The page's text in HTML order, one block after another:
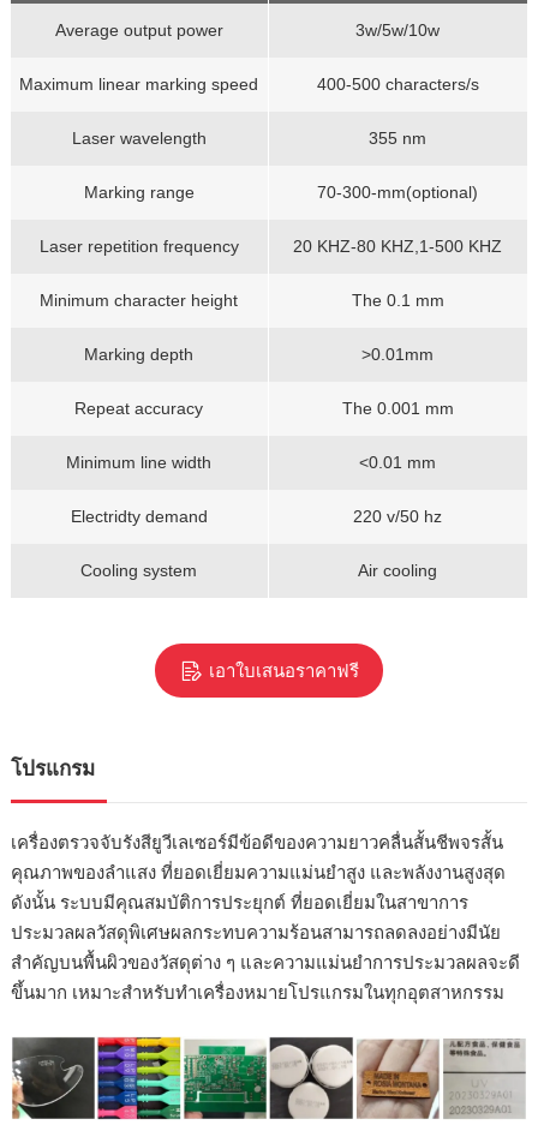
Average output power 3w/5w/10w
Maximum linear marking speed 400-500 characters/s
Laser wavelength 355 nm
Marking range 70-300-mm(optional)
Laser repetition frequency 20 KHZ-80 KHZ,1-500 KHZ
Minimum character height The 0.1 mm
Marking depth >0.01mm
Repeat accuracy The 0.001 mm
Minimum line width <0.01 mm
Electridty demand 220 v/50 hz
Cooling system Air cooling
เอาใบเสนอราคาฟรี
โปรแกรม
เครื่องตรวจจับรังสียูวีเลเซอร์มีข้อดีของความยาวคลื่นสั้นชีพจรสั้น
คุณภาพของลำแสง ที่ยอดเยี่ยมความแม่นยำสูง และพลังงานสูงสุด
ดังนั้น ระบบมีคุณสมบัติการประยุกต์ ที่ยอดเยี่ยมในสาขาการ
ประมวลผลวัสดุพิเศษผลกระทบความร้อนสามารถลดลงอย่างมีนัย
สำคัญบนพื้นผิวของวัสดุต่าง ๆ และความแม่นยำการประมวลผลจะดี
ขึ้นมาก เหมาะสำหรับทำเครื่องหมายโปรแกรมในทุกอุตสาหกรรม